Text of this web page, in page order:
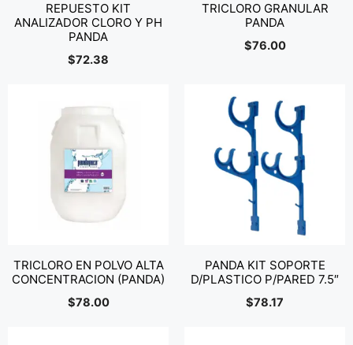
REPUESTO KIT
ANALIZADOR CLORO Y PH
PANDA
$72.38
TRICLORO GRANULAR
PANDA
$76.00
TRICLORO EN POLVO ALTA
CONCENTRACION (PANDA)
$78.00
PANDA KIT SOPORTE
D/PLASTICO P/PARED 7.5″
$78.17